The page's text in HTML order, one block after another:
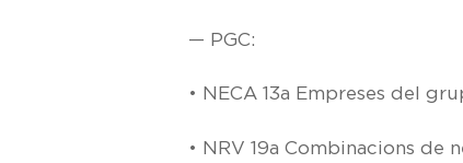
— PGC:
• NECA 13a Empreses del
• NRV 19a Combinacions de